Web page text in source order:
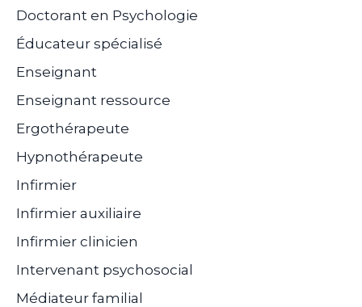
Doctorant en Psychologie
Éducateur spécialisé
Enseignant
Enseignant ressource
Ergothérapeute
Hypnothérapeute
Infirmier
Infirmier auxiliaire
Infirmier clinicien
Intervenant psychosocial
Médiateur familial